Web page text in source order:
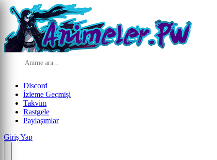
Discord
İzleme Geçmişi
Takvim
Rastgele
Paylaşımlar
Giriş Yap